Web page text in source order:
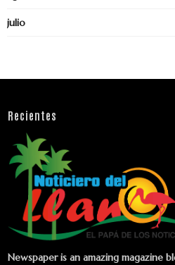
julio
Recientes
Newspaper is an amazing magazine